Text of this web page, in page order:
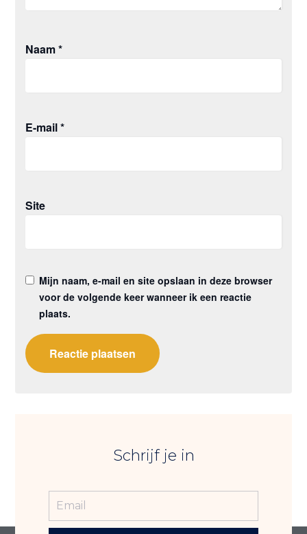
Naam*
E-mail*
Site
Mijn naam, e-mail en site opslaan in deze browser
voor de volgende keer wanneer ik een reactie
plaats.
Schrijf je in